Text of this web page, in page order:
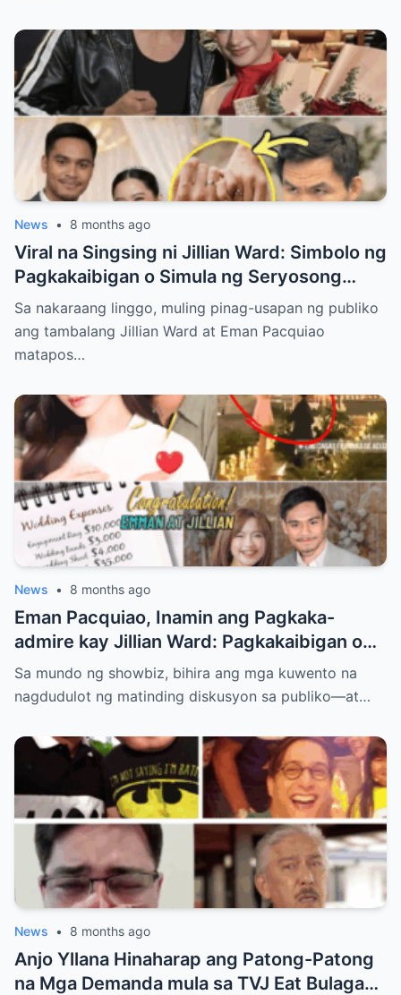
News • 8 months ago
Viral na Singsing ni Jillian Ward: Simbolo ng
Pagkakaibigan o Simula ng Seryosong
Relasyon kay Eman Pacquiao?
Sa nakaraang linggo, muling pinag-usapan ng publiko
ang tambalang Jillian Ward at Eman Pacquiao
matapos…
News • 8 months ago
Eman Pacquiao, Inamin ang Pagkaka-
admire kay Jillian Ward: Pagkakaibigan o
Simula ng Pag-ibig? Ang Kontrobersiya sa
Showbiz at Social Media
Sa mundo ng showbiz, bihira ang mga kuwento na
nagdudulot ng matinding diskusyon sa publiko—at…
News • 8 months ago
Anjo Yllana Hinaharap ang Patong-Patong
na Mga Demanda mula sa TVJ Eat Bulaga